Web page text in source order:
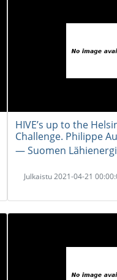
HIVE’s up to the
Challenge. Philippe
― Suomen
Julkaistu 2021-04-21